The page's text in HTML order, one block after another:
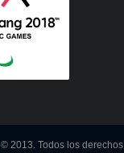
© 2013. Todos los